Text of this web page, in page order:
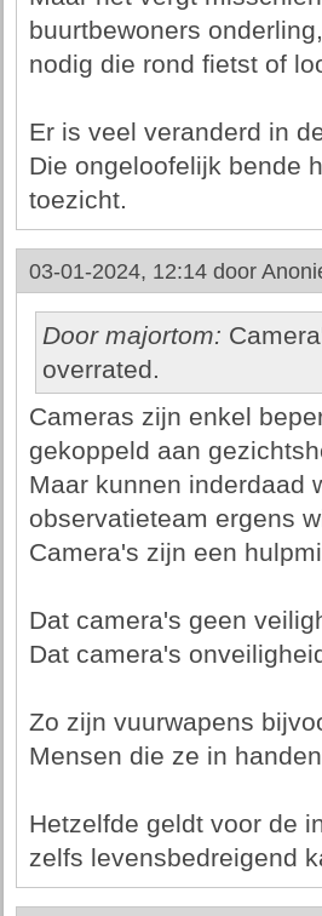
buurtbewoners
nodig die rond fietst of
Er is veel veranderd in
Die ongeloofelijk bende
toezicht.
03-01-2024, 12:14 door
Door majortom:
overrated.
Cameras zijn enkel
gekoppeld aan
Maar kunnen inderdaad
observatieteam ergens
Camera's zijn een
Dat camera's geen
Dat camera's
Zo zijn vuurwapens
Mensen die ze in
Hetzelfde geldt voor de
zelfs levensbedreigend